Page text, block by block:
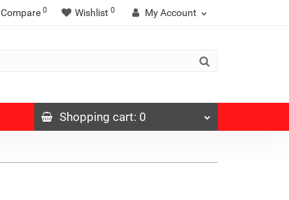
Compare 0 Wishlist 0 My Account
Shopping cart: 0